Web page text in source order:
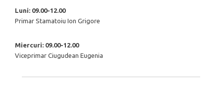
Luni: 09.00-12.00
Primar Stamatoiu Ion Grigore
Miercuri: 09.00-12.00
Viceprimar Ciugudean Eugenia